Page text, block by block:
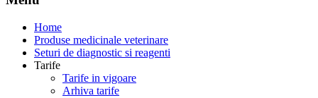
Home
Produse medicinale veterinare
Seturi de diagnostic si reagenti
Tarife
Tarife in vigoare
Arhiva tarife